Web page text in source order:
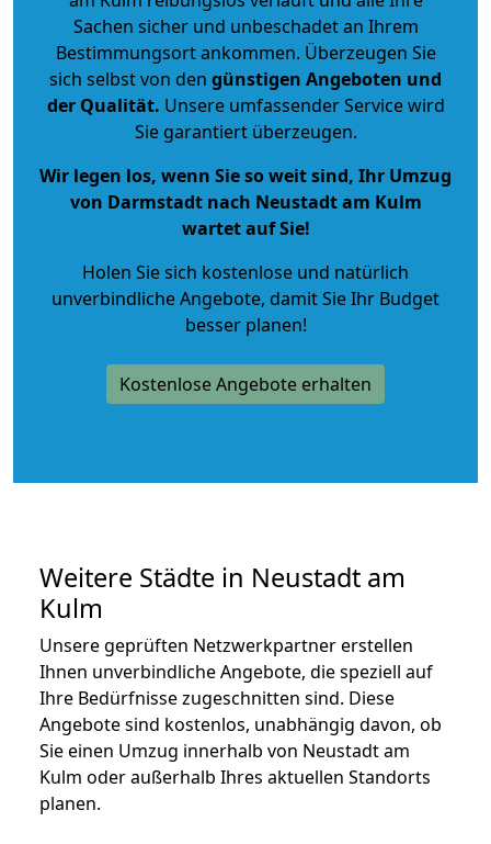
Sachen sicher und unbeschadet an Ihrem
Bestimmungsort ankommen. Überzeugen Sie
sich selbst von den günstigen Angeboten und
der Qualität. Unsere umfassender Service wird
Sie garantiert überzeugen.
Wir legen los, wenn Sie so weit sind, Ihr Umzug
von Darmstadt nach Neustadt am Kulm
wartet auf Sie!
Holen Sie sich kostenlose und natürlich
unverbindliche Angebote, damit Sie Ihr Budget
besser planen!
Kostenlose Angebote erhalten
Weitere Städte in Neustadt am
Kulm
Unsere geprüften Netzwerkpartner erstellen
Ihnen unverbindliche Angebote, die speziell auf
Ihre Bedürfnisse zugeschnitten sind. Diese
Angebote sind kostenlos, unabhängig davon, ob
Sie einen Umzug innerhalb von Neustadt am
Kulm oder außerhalb Ihres aktuellen Standorts
planen.